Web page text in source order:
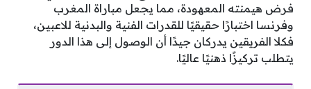
فرض هيمنته المعهودة، مما يجعل مباراة المغرب
وفرنسا اختبارًا حقيقيًا للقدرات الفنية والبدنية للاعبين،
فكلا الفريقين يدركان جيدًا أن الوصول إلى هذا الدور
يتطلب تركيزًا ذهنيًا عاليًا.